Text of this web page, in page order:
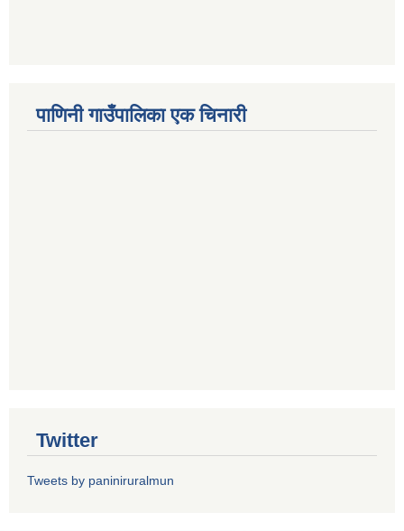
पाणिनी गाउँपालिका एक चिनारी
Twitter
Tweets by paniniruralmun